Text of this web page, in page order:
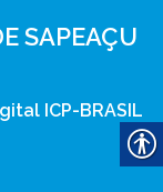
SAPEAÇU
ICP-BRASIL